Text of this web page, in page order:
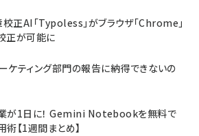
正AI「Typoless」がブラウザ「Chrome」
正が可能に
ケティング部門の報告に納得できないの
が1日に！ Gemini Notebookを無料で
【1週間まとめ】